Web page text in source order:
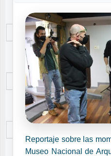
Reportaje sobre las
Museo Nacional de